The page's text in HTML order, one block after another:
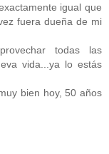
igual que
fuera dueña de mi
todas las
vida...ya lo estás
bien hoy, 50 años